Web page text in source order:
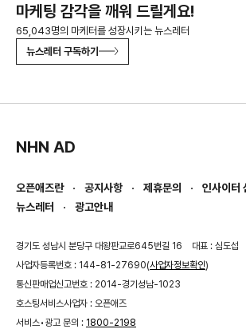
마케팅 감각을 깨워 드릴게요!
65,043명의 마케터를 성장시키는 뉴스레터
뉴스레터 구독하기
NHN AD
오픈애즈란 공지사항 제휴문의
인사이터
뉴스레터
광고안내
경기도 성남시 분당구 대왕판교로645번길 16
대표 : 심도섭
사업자등록번호 : 144-81-27690(사업자정보확인)
통신판매업신고번호 : 2014-경기성남-1023
호스팅서비스사업자 : 오픈애즈
서비스•광고 문의 : 1800-2198